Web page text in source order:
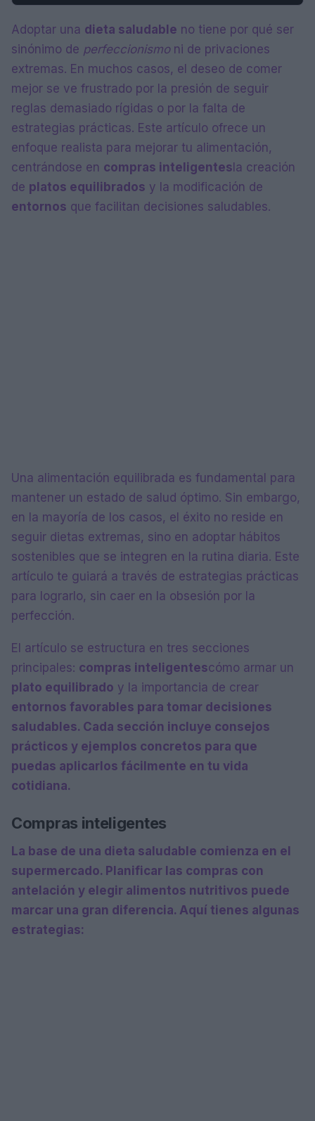
Adoptar una dieta saludable no tiene por qué ser
sinónimo de perfeccionismoni de privaciones
extremas. En muchos casos, el deseo de comer
mejor se ve frustrado por la presión de seguir
reglas demasiado rígidas o por la falta de
estrategias prácticas. Este artículo ofrece un
enfoque realista para mejorar tu alimentación,
centrándose en compras inteligentes la creación
de platos equilibrados y la modificación de
entornos que facilitan decisiones saludables.
Una alimentación equilibrada es fundamental para
mantener un estado de salud óptimo. Sin embargo,
en la mayoría de los casos, el éxito no reside en
seguir dietas extremas, sino en adoptar hábitos
sostenibles que se integren en la rutina diaria. Este
artículo te guiará a través de estrategias prácticas
para lograrlo, sin caer en la obsesión por la
perfección.
El artículo se estructura en tres secciones
principales: compras inteligentescómo armar un
plato equilibrado y la importancia de crear
entornos favorables para tomar decisiones
saludables. Cada sección incluye consejos
prácticos y ejemplos concretos para que
puedas aplicarlos fácilmente en tu vida
cotidiana.
Compras inteligentes
La base de una dieta saludable comienza en el
supermercado. Planificar las compras con
antelación y elegir alimentos nutritivos puede
marcar una gran diferencia. Aquí tienes algunas
estrategias: